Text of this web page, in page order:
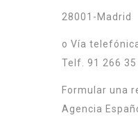
28001-Madrid
o Vía
Telf. 91 266 35
Formular una
Agencia